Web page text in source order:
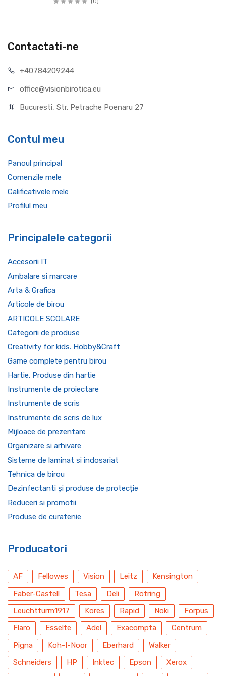
Contactati-ne
+40784209244
office@visionbirotica.eu
Bucuresti, Str. Petrache Poenaru 27
Contul meu
Panoul principal
Comenzile mele
Calificativele mele
Profilul meu
Principalele categorii
Accesorii IT
Ambalare si marcare
Arta & Grafica
Articole de birou
ARTICOLE SCOLARE
Categorii de produse
Creativity for kids. Hobby&Craft
Game complete pentru birou
Hartie. Produse din hartie
Instrumente de proiectare
Instrumente de scris
Instrumente de scris de lux
Mijloace de prezentare
Organizare si arhivare
Sisteme de laminat si indosariat
Tehnica de birou
Dezinfectanti și produse de protecție
Reduceri si promotii
Produse de curatenie
Producatori
AF Fellowes Vision Leitz
Kensington
Faber-Castell
Tesa Deli
Rotring
Leuchtturm1917
Kores Rapid Noki
Forpus
Flaro
Esselte Adel Exacompta
Centrum
Pigna
Koh-I-Noor Eberhard
Walker
Schneiders
HP Inktec Epson
Xerox